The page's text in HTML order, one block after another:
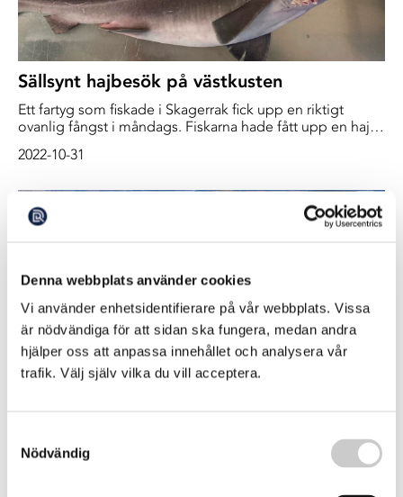
Denna webbplats använder cookies
Vi använder enhetsidentifierare på vår webbplats. Vissa
är nödvändiga för att sidan ska fungera, medan andra
hjälper oss att anpassa innehållet och analysera vår
trafik. Välj själv vilka du vill acceptera.
Nödvändig
Sällsynt hajbesök på västkusten
Ett fartyg som fiskade i Skagerrak fick upp en riktigt
ovanlig fångst i måndags. Fiskarna hade fått upp en haj
en sexbågig kamtandshaj
2022-10-31
Utsläppen av mineraloljor till havs har minskat under de
senaste åren – däremot har kemikalieutsläppen i havet